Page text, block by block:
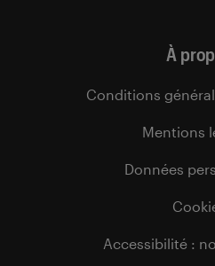
À
Conditions
Mentions
Données
Accessibilité :